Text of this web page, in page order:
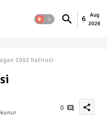
6
Aug
2026
1992 hatirasi
0 share